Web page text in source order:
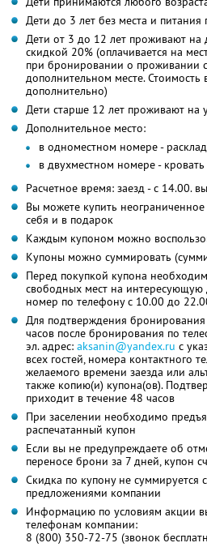
Дети до 3 лет без места и питания
Дети от 3 до 12 лет проживают на
скидкой 20% (оплачивается на
при бронировании о проживании
дополнительном месте. Стоимость
дополнительно)
Дети старше 12 лет проживают на
Дополнительное место:
в одноместном номере -
в двухместном номере - кровать
Расчетное время: заезд - c 14.00.
Вы можете купить
себя и в подарок
Каждым купоном можно
Купоны можно суммировать
Перед покупкой купона
свободных мест на интересующую
номер по телефону с 10.00 до
Для подтверждения
часов после бронирования по
эл. адрес: aksanin@yandex.ru с
всех гостей, номера контактного
желаемого времени заезда или
также копию(и) купона(ов).
приходит в течение 48 часов
При заселении необходимо
распечатанный купон
Если вы не предупреждаете об
переносе брони за 7 дней, купон
Скидка по купону не суммируется
предложениями компании
Информацию по условиям акции
телефонам компании:
8 (800) 350-72-75 (звонок